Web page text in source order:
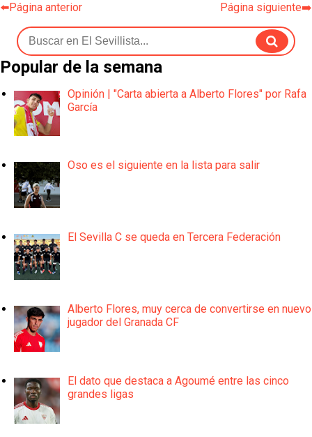
⬅️Página anterior Página siguiente➡️
Popular de la semana
Opinión | "Carta abierta a Alberto Flores" por Rafa
García
Oso es el siguiente en la lista para salir
El Sevilla C se queda en Tercera Federación
Alberto Flores, muy cerca de convertirse en nuevo
jugador del Granada CF
El dato que destaca a Agoumé entre las cinco
grandes ligas